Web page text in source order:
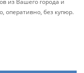
из Вашего города и
оперативно, без купюр.